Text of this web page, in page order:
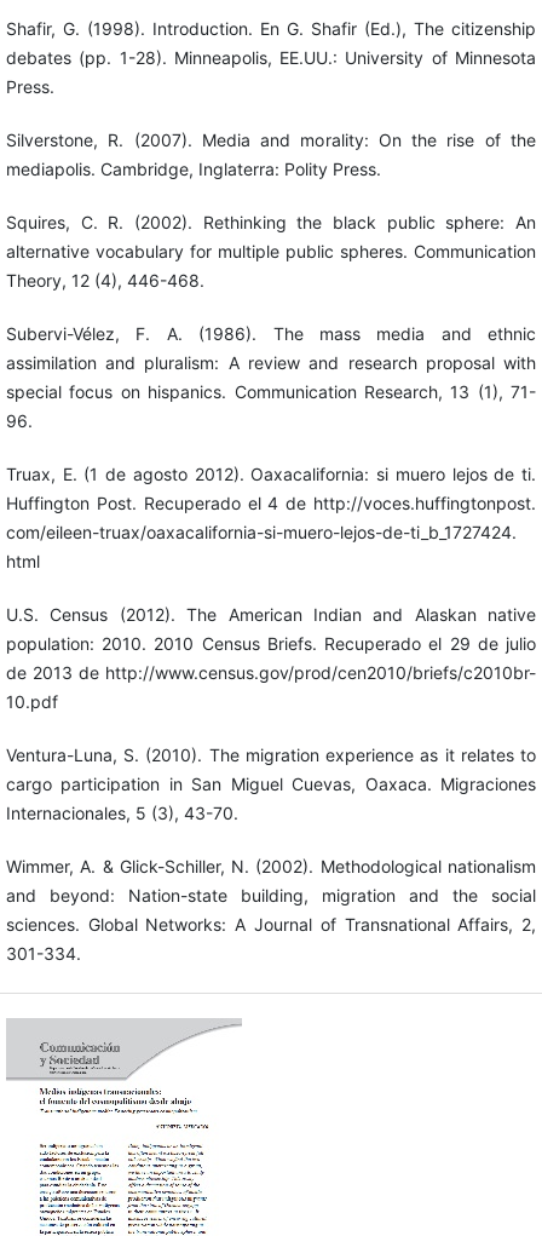
Shafir, G. (1998). Introduction. En G. Shafir (Ed.), The citizenship
debates (pp. 1-28). Minneapolis, EE.UU.: University of Minnesota
Press.
Silverstone, R. (2007). Media and morality: On the rise of the
mediapolis. Cambridge, Inglaterra: Polity Press.
Squires, C. R. (2002). Rethinking the black public sphere: An
alternative vocabulary for multiple public spheres. Communication
Theory, 12 (4), 446-468.
Subervi-Vélez, F. A. (1986). The mass media and ethnic
assimilation and pluralism: A review and research proposal with
special focus on hispanics. Communication Research, 13 (1), 71-
96.
Truax, E. (1 de agosto 2012). Oaxacalifornia: si muero lejos de ti.
Huffington Post. Recuperado el 4 de http://voces.huffingtonpost.
com/eileen-truax/oaxacalifornia-si-muero-lejos-de-ti_b_1727424.
html
U.S. Census (2012). The American Indian and Alaskan native
population: 2010. 2010 Census Briefs. Recuperado el 29 de julio
de 2013 de http://www.census.gov/prod/cen2010/briefs/c2010br-
10.pdf
Ventura-Luna, S. (2010). The migration experience as it relates to
cargo participation in San Miguel Cuevas, Oaxaca. Migraciones
Internacionales, 5 (3), 43-70.
Wimmer, A. & Glick-Schiller, N. (2002). Methodological nationalism
and beyond: Nation-state building, migration and the social
sciences. Global Networks: A Journal of Transnational Affairs, 2,
301-334.